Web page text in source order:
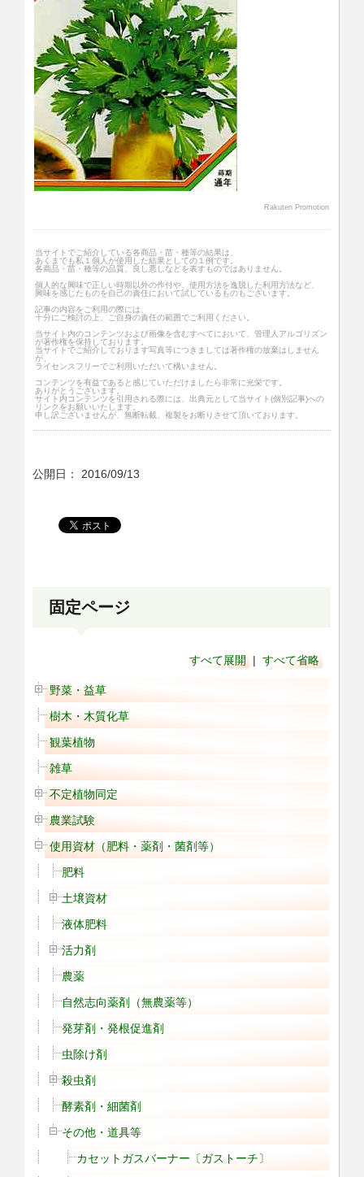
Rakuten Promotion
当サイトでご紹介している各商品・苗・種等の結果は、
あくまでも私１個人が使用した結果としての１例です。
各商品・苗・種等の品質、良し悪しなどを表すものではありません。
個人的な興味で正しい時期以外の作付や、使用方法を逸脱した利用方法など、
興味を感じたものを自己の責任において試しているものもございます。
記事の内容をご利用の際には、
十分にご検討の上、ご自身の責任の範囲でご利用ください。
当サイト内のコンテンツおよび画像を含むすべてにおいて、管理人アルゴリズン
が著作権を保持しております。
当サイトでご紹介しております写真等につきましては著作権の放棄はしません
が、
ライセンスフリーでご利用いただいて構いません。
コンテンツを有益であると感じていただけましたら非常に光栄です。
ありがとうございます。
サイト内コンテンツを引用される際には、出典元として当サイト(個別記事)への
リンクをお願いいたします。
申し訳ございませんが、無断転載、複製をお断りさせて頂いております。
公開日： 2016/09/13
固定ページ
すべて展開 | すべて省略
野菜・益草
樹木・木質化草
観葉植物
雑草
不定植物同定
農業試験
使用資材（肥料・薬剤・菌剤等）
肥料
土壌資材
液体肥料
活力剤
農薬
自然志向薬剤（無農薬等）
発芽剤・発根促進剤
虫除け剤
殺虫剤
酵素剤・細菌剤
その他・道具等
カセットガスバーナー〔ガストーチ〕